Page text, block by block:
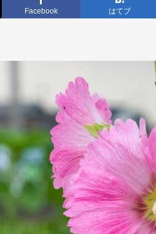
Facebook はてブ